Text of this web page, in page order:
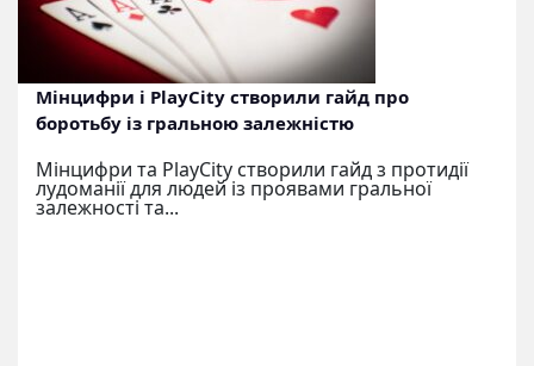
Мінцифри і PlayCity створили гайд про
боротьбу із гральною залежністю
Мінцифри та PlayCity створили гайд з протидії
лудоманії для людей із проявами гральної
залежності та...